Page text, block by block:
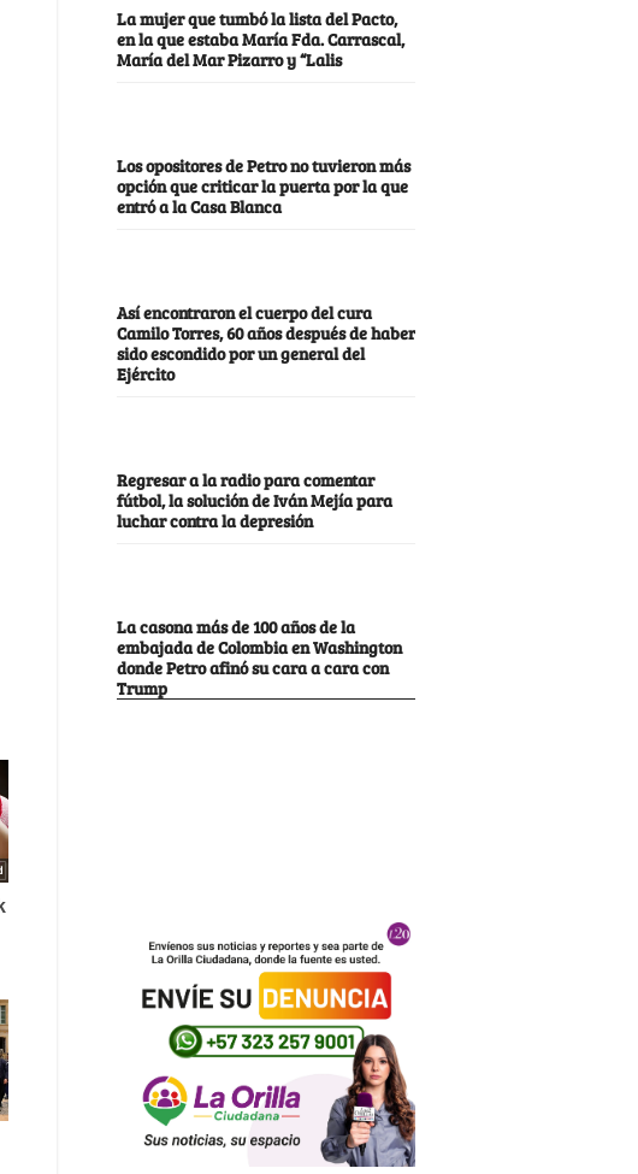
La mujer que tumbó la lista del Pacto,
en la que estaba María Fda. Carrascal,
María del Mar Pizarro y “Lalis
Los opositores de Petro no tuvieron más
opción que criticar la puerta por la que
entró a la Casa Blanca
Así encontraron el cuerpo del cura
Camilo Torres, 60 años después de haber
sido escondido por un general del
Ejército
Regresar a la radio para comentar
fútbol, la solución de Iván Mejía para
luchar contra la depresión
La casona más de 100 años de la
embajada de Colombia en Washington
donde Petro afinó su cara a cara con
Trump